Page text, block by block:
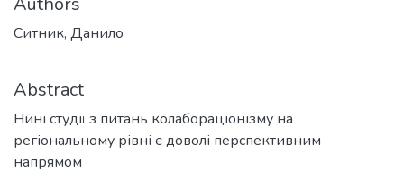
Ситник, Данило
Abstract
Нині студії з питань колабораціонізму на
регіональному рівні є доволі перспективним
напрямом